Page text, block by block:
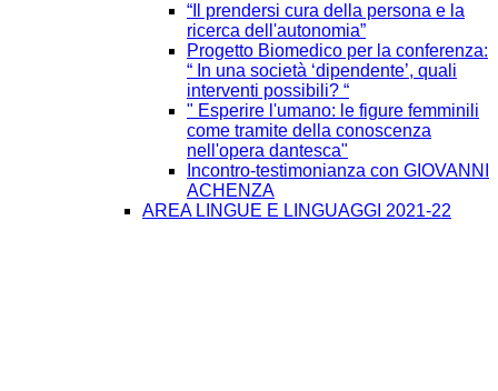
“Il prendersi cura della persona e la
ricerca dell'autonomia”
Progetto Biomedico per la conferenza:
“ In una società ‘dipendente’, quali
interventi possibili? “
" Esperire l'umano: le figure femminili
come tramite della conoscenza
nell'opera dantesca"
Incontro-testimonianza con GIOVANNI
ACHENZA
AREA LINGUE E LINGUAGGI 2021-22